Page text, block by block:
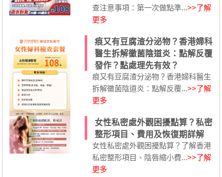
查注意事項：第一次做點準...>>了解
更多
痕又有豆腐渣分泌物？香港婦科
醫生拆解黴菌陰道炎：點解反覆
發作？點處理先有效？
痕又有豆腐渣分泌物？香港婦科醫生
拆解黴菌陰道炎：點解反覆...>>了解
更多
女性私密處外觀困擾點算？私密
整形項目、費用及恢復期詳解
女性私密處外觀困擾點算？了解香港
私密整形項目、陰唇縮小費...>>了解
更多